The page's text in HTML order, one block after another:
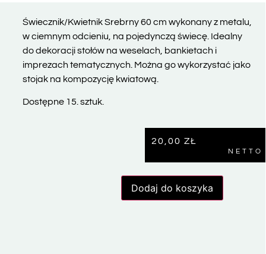
Świecznik/Kwietnik Srebrny 60 cm wykonany z metalu,
w ciemnym odcieniu, na pojedynczą świecę. Idealny
do dekoracji stołów na weselach, bankietach i
imprezach tematycznych. Można go wykorzystać jako
stojak na kompozycję kwiatową.
Dostępne 15. sztuk.
20,00 ZŁ
NETTO
Dodaj do koszyka